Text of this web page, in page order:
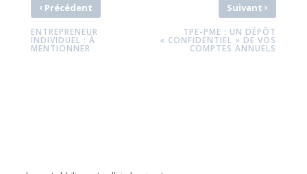
‹Précédent
ENTREPRENEUR
INDIVIDUEL : À
MENTIONNER
Suivant›
TPE-PME : UN DÉPÔT
« CONFIDENTIEL » DE VOS
COMPTES ANNUELS